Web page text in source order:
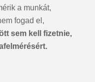
a munkát,
fogad el,
sem kell fizetnie,